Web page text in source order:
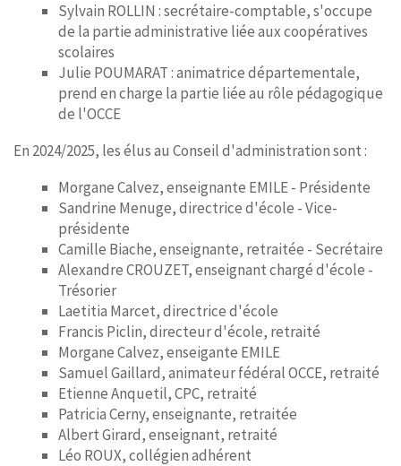
Sylvain ROLLIN : secrétaire-comptable, s'occupe
de la partie administrative liée aux coopératives
scolaires
Julie POUMARAT : animatrice départementale,
prend en charge la partie liée au rôle pédagogique
de l'OCCE
En 2024/2025, les élus au Conseil d'administration sont :
Morgane Calvez, enseignante EMILE - Présidente
Sandrine Menuge, directrice d'école - Vice-
présidente
Camille Biache, enseignante, retraitée - Secrétaire
Alexandre CROUZET, enseignant chargé d'école -
Trésorier
Laetitia Marcet, directrice d'école
Francis Piclin, directeur d'école, retraité
Morgane Calvez, enseigante EMILE
Samuel Gaillard, animateur fédéral OCCE, retraité
Etienne Anquetil, CPC, retraité
Patricia Cerny, enseignante, retraitée
Albert Girard, enseignant, retraité
Léo ROUX, collégien adhérent